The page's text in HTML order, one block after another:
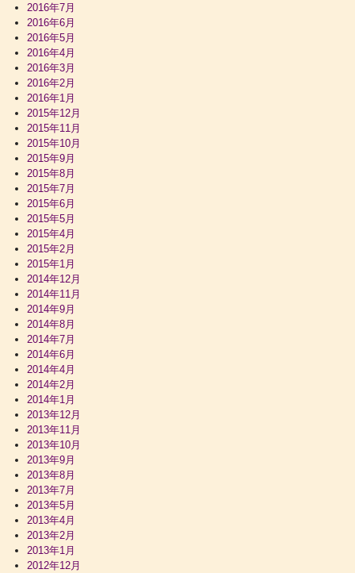
2016年7月
2016年6月
2016年5月
2016年4月
2016年3月
2016年2月
2016年1月
2015年12月
2015年11月
2015年10月
2015年9月
2015年8月
2015年7月
2015年6月
2015年5月
2015年4月
2015年2月
2015年1月
2014年12月
2014年11月
2014年9月
2014年8月
2014年7月
2014年6月
2014年4月
2014年2月
2014年1月
2013年12月
2013年11月
2013年10月
2013年9月
2013年8月
2013年7月
2013年5月
2013年4月
2013年2月
2013年1月
2012年12月